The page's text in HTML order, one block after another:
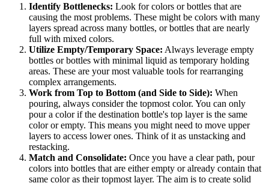
Identify Bottlenecks: Look for colors or bottles that are
causing the most problems. These might be colors with many
layers spread across many bottles, or bottles that are nearly
full with mixed colors.
Utilize Empty/Temporary Space: Always leverage empty
bottles or bottles with minimal liquid as temporary holding
areas. These are your most valuable tools for rearranging
complex arrangements.
Work from Top to Bottom (and Side to Side): When
pouring, always consider the topmost color. You can only
pour a color if the destination bottle's top layer is the same
color or empty. This means you might need to move upper
layers to access lower ones. Think of it as unstacking and
restacking.
Match and Consolidate: Once you have a clear path, pour
colors into bottles that are either empty or already contain that
same color as their topmost layer. The aim is to create solid